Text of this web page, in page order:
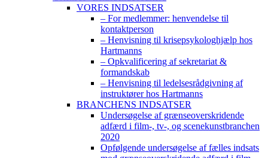
VORES INDSATSER
– For medlemmer: henvendelse til
kontaktperson
– Henvisning til krisepsykologhjælp hos
Hartmanns
– Opkvalificering af sekretariat &
formandskab
– Henvisning til ledelsesrådgivning af
instruktører hos Hartmanns
BRANCHENS INDSATSER
Undersøgelse af grænseoverskridende
adfærd i film-, tv-, og scenekunstbranchen
2020
Opfølgende undersøgelse af fælles indsats